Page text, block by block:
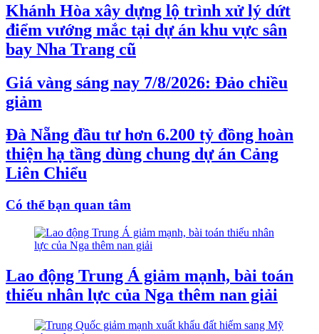
Khánh Hòa xây dựng lộ trình xử lý dứt
điểm vướng mắc tại dự án khu vực sân
bay Nha Trang cũ
Giá vàng sáng nay 7/8/2026: Đảo chiều
giảm
Đà Nẵng đầu tư hơn 6.200 tỷ đồng hoàn
thiện hạ tầng dùng chung dự án Cảng
Liên Chiểu
Có thể bạn quan tâm
Lao động Trung Á giảm mạnh, bài toán
thiếu nhân lực của Nga thêm nan giải